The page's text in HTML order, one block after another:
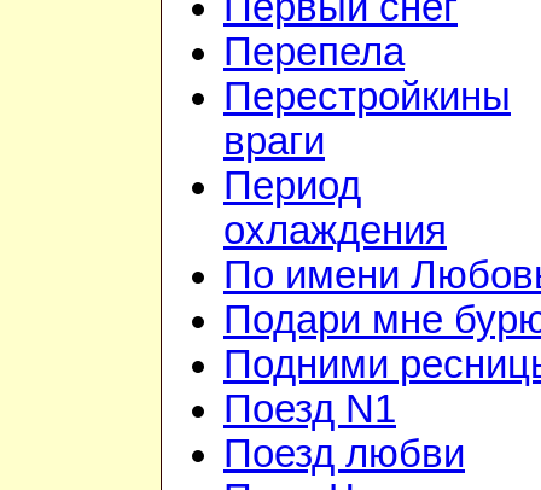
Перепела
Перестройкины
враги
Период
охлаждения
По имени
Подари мне
Подними
Поезд N1
Поезд любви